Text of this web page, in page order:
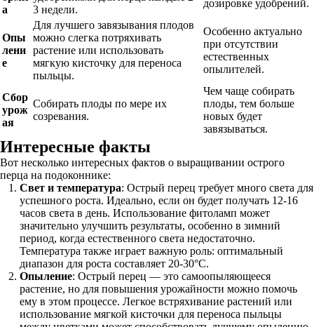
а
3 недели.
дозировке удобрений.
Опы
лени
е
Для лучшего завязывания плодов
можно слегка потряхивать
растение или использовать
мягкую кисточку для переноса
пыльцы.
Особенно актуально
при отсутствии
естественных
опылителей.
Сбор
урож
ая
Собирать плоды по мере их
созревания.
Чем чаще собирать
плоды, тем больше
новых будет
завязываться.
Интересные факты
Вот несколько интересных фактов о выращивании острого
перца на подоконнике:
Свет и температура: Острый перец требует много света для
успешного роста. Идеально, если он будет получать 12-16
часов света в день. Использование фитоламп может
значительно улучшить результаты, особенно в зимний
период, когда естественного света недостаточно.
Температура также играет важную роль: оптимальный
диапазон для роста составляет 20-30°C.
Опыление: Острый перец — это самоопыляющееся
растение, но для повышения урожайности можно помочь
ему в этом процессе. Легкое встряхивание растений или
использование мягкой кисточки для переноса пыльцы